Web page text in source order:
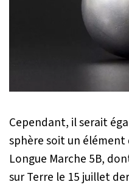
Cependant, il serait
sphère soit un élément
Longue Marche 5B,
sur Terre le 15 juillet